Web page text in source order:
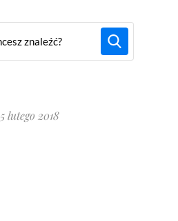
5 lutego 2018